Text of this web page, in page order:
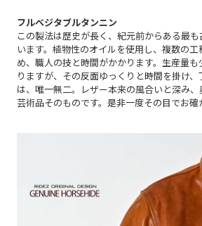
フルベジタブルタンニン
この製法は歴史が長く、紀元前からある最
います。植物性のオイルを使用し、複数の
め、職人の技と時間がかかります。生産量
りますが、その反面ゆっくりと時間を掛け
は、唯一無二。レザー本来の風合いと深み
芸術品そのものです。是非一度その目でお確